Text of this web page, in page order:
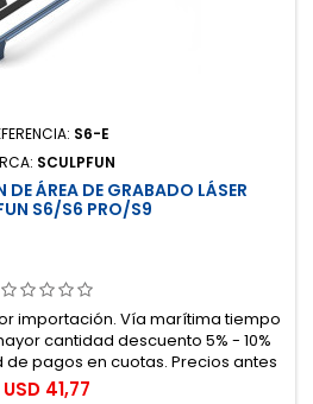
S6-E
SCULPFUN
ÁREA DE GRABADO LÁSER
S6/S6 PRO/S9
importación. Vía marítima tiempo
cantidad descuento 5% - 10%
pagos en cuotas. Precios antes
100% seguro.
Precio
USD 41,77